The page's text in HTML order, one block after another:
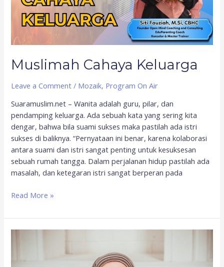
Muslimah Cahaya Keluarga
Leave a Comment / Mozaik, Program On Air
Suaramuslim.net – Wanita adalah guru, pilar, dan
pendamping keluarga. Ada sebuah kata yang sering kita
dengar, bahwa bila suami sukses maka pastilah ada istri
sukses di baliknya. “Pernyataan ini benar, karena kolaborasi
antara suami dan istri sangat penting untuk kesuksesan
sebuah rumah tangga. Dalam perjalanan hidup pastilah ada
masalah, dan ketegaran istri sangat berperan pada
Read More »